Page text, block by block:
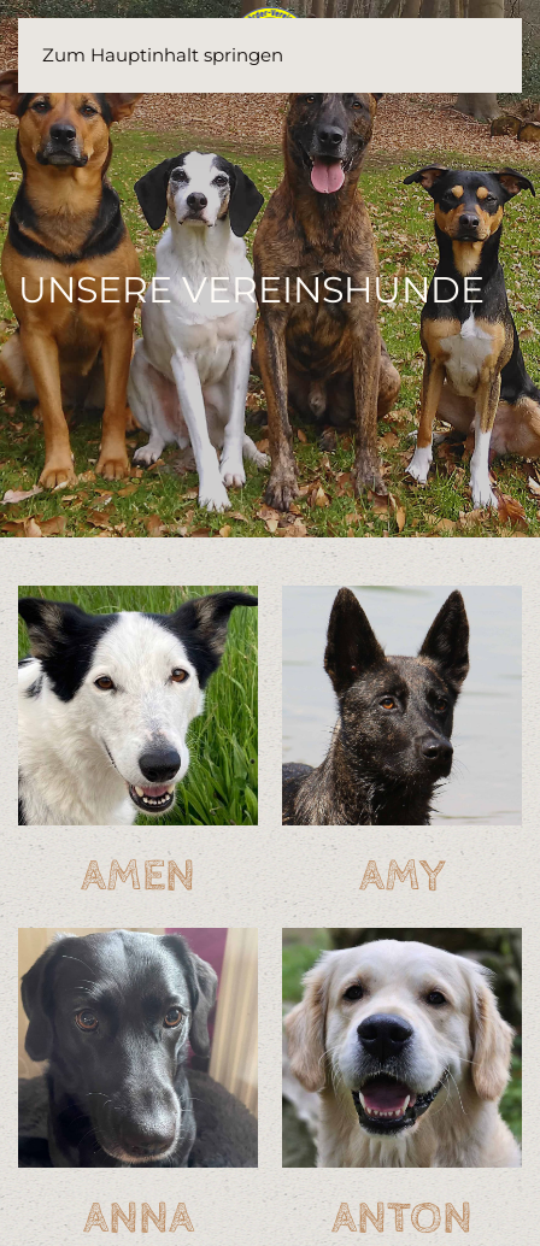
Zum Hauptinhalt springen
UNSERE VEREINSHUNDE
AMEN AMY
ANNA ANTON